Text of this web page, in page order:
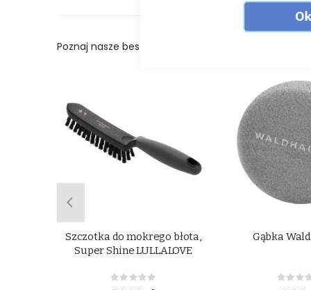
Poznaj nasze bestsellery:
Szczotka do mokrego błota,
Super Shine LULLALOVE
Rating:
Gąbka